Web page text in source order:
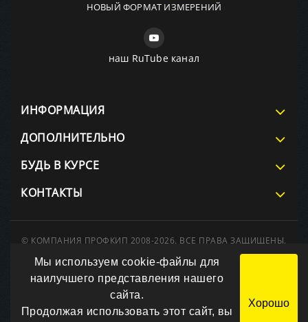
НОВЫЙ ФОРМАТ ИЗМЕРЕНИЙ
наш RuTube канал
ИНФОРМАЦИЯ
ДОПОЛНИТЕЛЬНО
БУДЬ В КУРСЕ
КОНТАКТЫ
© КОМПАНИЯ ПРОФКИП 2008-2026. ВСЕ ПРАВА ЗАЩИЩЕНЫ.
При использовании материалов сайта ссылка на источник
обязательна.
Вся информация на сайте носит справочный характер и не
является публичной офертой, определяемой положениями
Статьи 437 Гражданского кодекса РФ.
Технические параметры и комплект поставки оборудования
Мы используем cookie-файлы для
наилучшего представления нашего
сайта.
Продолжая использовать этот сайт, вы
Хорошо